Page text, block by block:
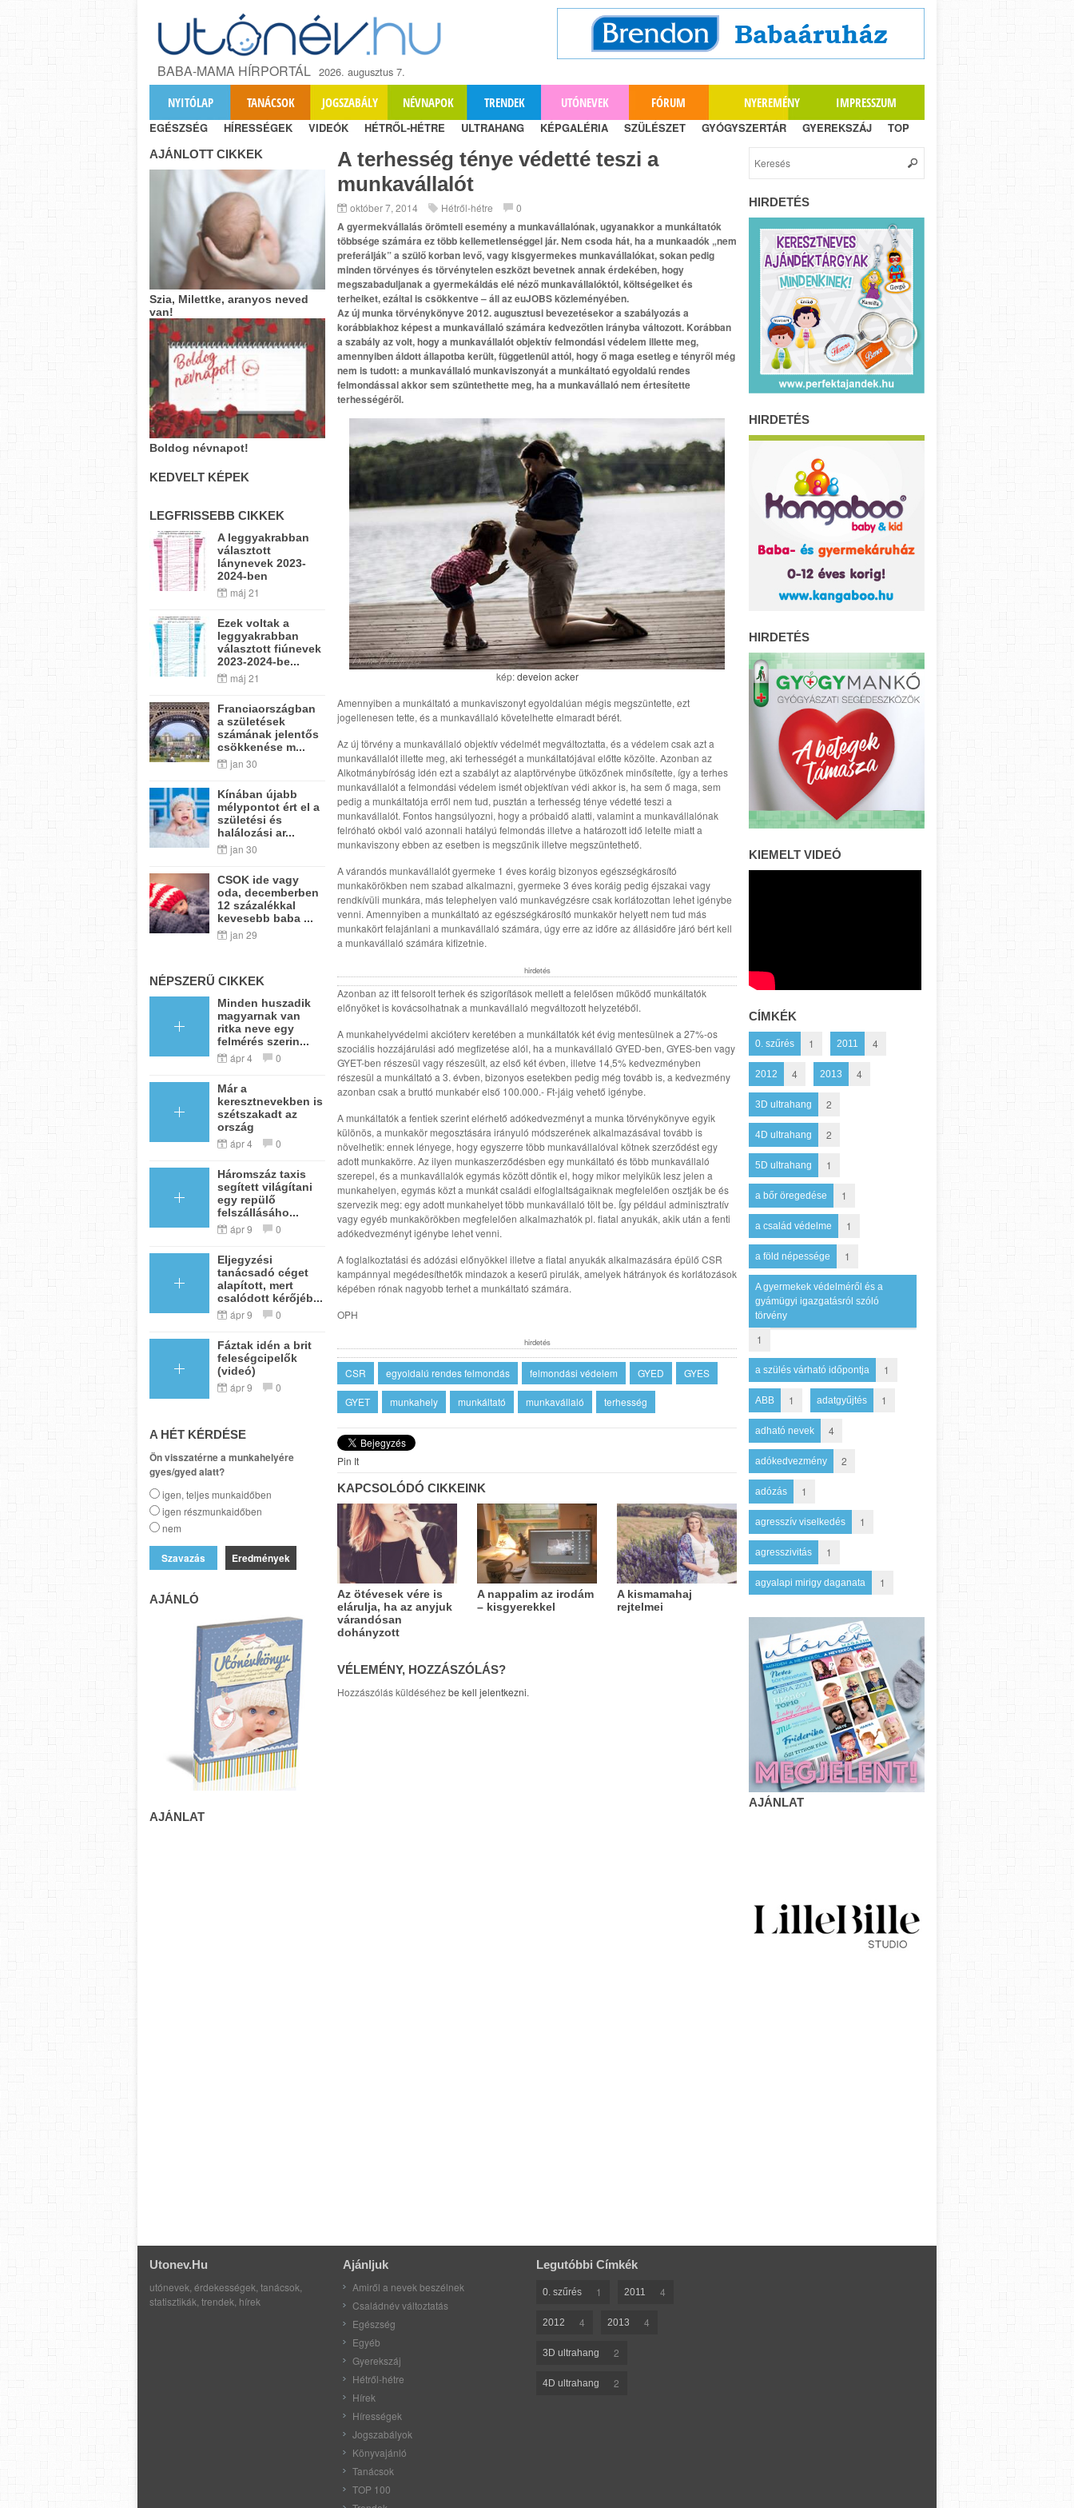
BABA-MAMA HÍRPORTÁL 2026. augusztus 7.
NYITÓLAP TANÁCSOK JOGSZABÁLY NÉVNAPOK TRENDEK UTÓNEVEK FÓRUM NYEREMÉNY IMPRESSZUM
EGÉSZSÉG HÍRESSÉGEK VIDEÓK HÉTRŐL-HÉTRE ULTRAHANG KÉPGALÉRIA SZÜLÉSZET GYÓGYSZERTÁR GYEREKSZÁJ TOP
A terhesség ténye védetté teszi a
munkavállalót
október 7, 2014 Hétről-hétre 0
A gyermekvállalás örömteli esemény a munkavállalónak, ugyanakkor a munkáltatók
többsége számára ez több kellemetlenséggel jár. Nem csoda hát, ha a munkaadók „nem
preferálják” a szülő korban levő, vagy kisgyermekes munkavállalókat, sokan pedig
minden törvényes és törvénytelen eszközt bevetnek annak érdekében, hogy
megszabaduljanak a gyermekáldás elé néző munkavállalóktól, költségeiket és
terheiket, ezáltal is csökkentve – áll az euJOBS közleményében.
Az új munka törvénykönyve 2012. augusztusi bevezetésekor a szabályozás a
korábbiakhoz képest a munkavállaló számára kedvezőtlen irányba változott. Korábban
a szabály az volt, hogy a munkavállalót objektív felmondási védelem illette meg,
amennyiben áldott állapotba került, függetlenül attól, hogy ő maga esetleg e tényről még
nem is tudott: a munkavállaló munkaviszonyát a munkáltató egyoldalú rendes
felmondással akkor sem szüntethette meg, ha a munkavállaló nem értesítette
terhességéről.
kép:deveion acker
Amennyiben a munkáltató a munkaviszonyt egyoldalúan mégis megszüntette, ezt
jogellenesen tette, és a munkavállaló követelhette elmaradt bérét.
Az új törvény a munkavállaló objektív védelmét megváltoztatta, és a védelem csak azt a
munkavállalót illette meg, aki terhességét a munkáltatójával előtte közölte. Azonban az
Alkotmánybíróság idén ezt a szabályt az alaptörvénybe ütközőnek minősítette, így a terhes
munkavállalót a felmondási védelem ismét objektívan védi akkor is, ha sem ő maga, sem
pedig a munkáltatója erről nem tud, pusztán a terhesség ténye védetté teszi a
munkavállalót. Fontos hangsúlyozni, hogy a próbaidő alatti, valamint a munkavállalónak
felróható okból való azonnali hatályú felmondás illetve a határozott idő letelte miatt a
munkaviszony ebben az esetben is megszűnik illetve megszüntethető.
A várandós munkavállalót gyermeke 1 éves koráig bizonyos egészségkárosító
munkakörökben nem szabad alkalmazni, gyermeke 3 éves koráig pedig éjszakai vagy
rendkívüli munkára, más telephelyen való munkavégzésre csak korlátozottan lehet igénybe
venni. Amennyiben a munkáltató az egészségkárosító munkakör helyett nem tud más
munkakört felajánlani a munkavállaló számára, úgy erre az időre az állásidőre járó bért kell
a munkavállaló számára kifizetnie.
hirdetés
Azonban az itt felsorolt terhek és szigorítások mellett a felelősen működő munkáltatók
előnyöket is kovácsolhatnak a munkavállaló megváltozott helyzetéből.
A munkahelyvédelmi akcióterv keretében a munkáltatók két évig mentesülnek a 27%-os
szociális hozzájárulási adó megfizetése alól, ha a munkavállaló GYED-ben, GYES-ben vagy
GYET-ben részesül vagy részesült, az első két évben, illetve 14,5% kedvezményben
részesül a munkáltató a 3. évben, bizonyos esetekben pedig még tovább is, a kedvezmény
azonban csak a bruttó munkabér első 100.000.- Ft-jáig vehető igénybe.
A munkáltatók a fentiek szerint elérhető adókedvezményt a munka törvénykönyve egyik
különös, a munkakör megosztására irányuló módszerének alkalmazásával tovább is
növelhetik: ennek lényege, hogy egyszerre több munkavállalóval kötnek szerződést egy
adott munkakörre. Az ilyen munkaszerződésben egy munkáltató és több munkavállaló
szerepel, és a munkavállalók egymás között döntik el, hogy mikor melyikük lesz jelen a
munkahelyen, egymás közt a munkát családi elfoglaltságaiknak megfelelően osztják be és
szervezik meg: egy adott munkahelyet több munkavállaló tölt be. Így például adminisztratív
vagy egyéb munkakörökben megfelelően alkalmazhatók pl. fiatal anyukák, akik után a fenti
adókedvezményt igénybe lehet venni.
A foglalkoztatási és adózási előnyökkel illetve a fiatal anyukák alkalmazására épülő CSR
kampánnyal megédesíthetők mindazok a keserű pirulák, amelyek hátrányok és korlátozások
képében rónak nagyobb terhet a munkáltató számára.
OPH
hirdetés
CSR egyoldalú rendes felmondás felmondási védelem GYED GYES
GYET munkahely munkáltató munkavállaló terhesség
Pin It
KAPCSOLÓDÓ CIKKEINK
Az ötévesek vére is
elárulja, ha az anyjuk
várandósan
dohányzott
A nappalim az irodám
– kisgyerekkel
A kismamahaj
rejtelmei
VÉLEMÉNY, HOZZÁSZÓLÁS?
Hozzászólás küldéséhezbe kell jelentkezni.
AJÁNLOTT CIKKEK
Szia, Milettke, aranyos neved
van!
Boldog névnapot!
KEDVELT KÉPEK
LEGFRISSEBB CIKKEK
A leggyakrabban
választott
lánynevek 2023-
2024-ben
máj 21
Ezek voltak a
leggyakrabban
választott fiúnevek
2023-2024-be...
máj 21
Franciaországban
a születések
számának jelentős
csökkenése m...
jan 30
Kínában újabb
mélypontot ért el a
születési és
halálozási ar...
jan 30
CSOK ide vagy
oda, decemberben
12 százalékkal
kevesebb baba ...
jan 29
NÉPSZERŰ CIKKEK
Minden huszadik
magyarnak van
ritka neve egy
felmérés szerin...
ápr 4 0
Már a
keresztnevekben is
szétszakadt az
ország
ápr 4 0
Háromszáz taxis
segített világítani
egy repülő
felszállásáho...
ápr 9 0
Eljegyzési
tanácsadó céget
alapított, mert
csalódott kérőjéb...
ápr 9 0
Fáztak idén a brit
feleségcipelők
(videó)
ápr 9 0
A HÉT KÉRDÉSE
Ön visszatérne a munkahelyére
gyes/gyed alatt?
igen, teljes munkaidőben
igen részmunkaidőben
nem
Eredmények
AJÁNLÓ
AJÁNLAT
HIRDETÉS
HIRDETÉS
HIRDETÉS
KIEMELT VIDEÓ
CÍMKÉK
0. szűrés 1 2011 4
2012 4 2013 4
3D ultrahang 2
4D ultrahang 2
5D ultrahang 1
a bőr öregedése 1
a család védelme 1
a föld népessége 1
A gyermekek védelméről és a
gyámügyi igazgatásról szóló
törvény
1
a szülés várható időpontja 1
ABB 1 adatgyűjtés 1
adható nevek 4
adókedvezmény 2
adózás 1
agresszív viselkedés 1
agresszivitás 1
agyalapi mirigy daganata 1
AJÁNLAT
Utonev.hu
utónevek, érdekességek, tanácsok,
statisztikák, trendek, hírek
Ajánljuk
Amiről a nevek beszélnek
Családnév változtatás
Egészség
Egyéb
Gyerekszáj
Hétről-hétre
Hírek
Hírességek
Jogszabályok
Könyvajánló
Tanácsok
TOP 100
Legutóbbi Címkék
0. szűrés 1 2011 4
2012 4 2013 4
3D ultrahang 2
4D ultrahang 2